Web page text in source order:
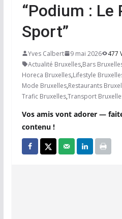
“Podium : Le
Sport”
Yves Calbert 9 mai 2026
477
Actualité Bruxelles,Bars
Horeca Bruxelles,Lifestyle
Mode Bruxelles,Restaurants
Trafic Bruxelles,Transport
Vos amis vont adorer —
contenu !